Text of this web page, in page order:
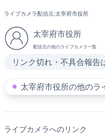
ライブカメラ配信元:太宰府市役所
太宰府市役所
配信元の他のライブカメラ一覧
リンク切れ・不具合報告
太宰府市役所の他のラ
ライブカメラへのリンク